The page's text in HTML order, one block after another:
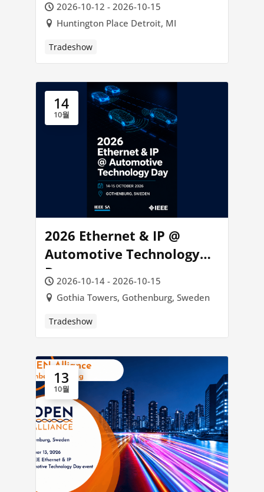
2026-10-12 - 2026-10-15
Huntington Place Detroit, MI
Tradeshow
14
10월
2026 Ethernet & IP @
Automotive Technology
Day2026-10-14 - 2026-10-15
Gothia Towers, Gothenburg, Sweden
Tradeshow
13
10월